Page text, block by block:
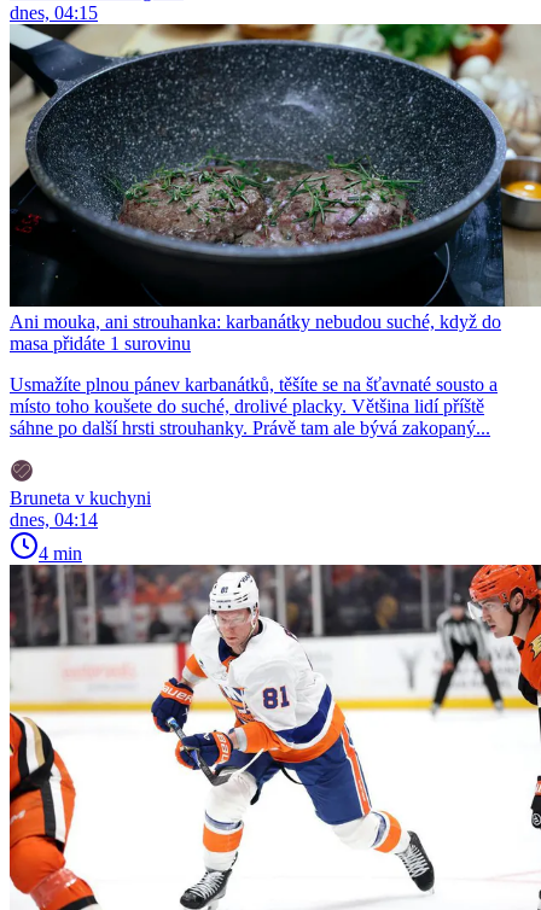
dnes, 04:15
Ani mouka, ani strouhanka: karbanátky nebudou suché, když do
masa přidáte 1 surovinu
Usmažíte plnou pánev karbanátků, těšíte se na šťavnaté sousto a
místo toho koušete do suché, drolivé placky. Většina lidí příště
sáhne po další hrsti strouhanky. Právě tam ale bývá zakopaný...
Bruneta v kuchyni
dnes, 04:14
4 min